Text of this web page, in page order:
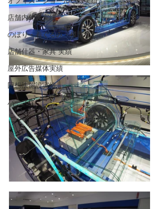
店舗内外装実績
のぼり・着ぐるみ・模型など
店舗什器・家具 実績
屋外広告媒体実績
回想法施設実績
パース集